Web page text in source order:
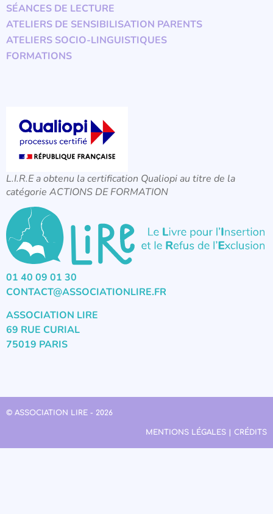
SÉANCES DE LECTURE
ATELIERS DE SENSIBILISATION PARENTS
ATELIERS SOCIO-LINGUISTIQUES
FORMATIONS
L.I.R.E a obtenu la certification Qualiopi au titre de la
catégorie ACTIONS DE FORMATION
01 40 09 01 30
CONTACT@ASSOCIATIONLIRE.FR
ASSOCIATION LIRE
69 RUE CURIAL
75019 PARIS
© ASSOCIATION LIRE - 2026
MENTIONS LÉGALES | CRÉDITS